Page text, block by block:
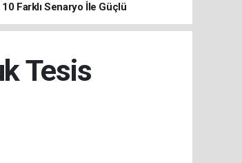
10 Farklı Senaryo İle Güçlü
Koordinasyon
Tesis